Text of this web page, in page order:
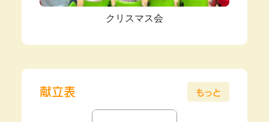
クリスマス会
献立表 もっと